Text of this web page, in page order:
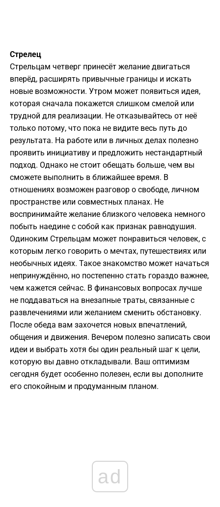
Стрелец
Стрельцам четверг принесёт желание двигаться
вперёд, расширять привычные границы и искать
новые возможности. Утром может появиться идея,
которая сначала покажется слишком смелой или
трудной для реализации. Не отказывайтесь от неё
только потому, что пока не видите весь путь до
результата. На работе или в личных делах полезно
проявить инициативу и предложить нестандартный
подход. Однако не стоит обещать больше, чем вы
сможете выполнить в ближайшее время. В
отношениях возможен разговор о свободе, личном
пространстве или совместных планах. Не
воспринимайте желание близкого человека немного
побыть наедине с собой как признак равнодушия.
Одиноким Стрельцам может понравиться человек, с
которым легко говорить о мечтах, путешествиях или
необычных идеях. Такое знакомство может начаться
непринуждённо, но постепенно стать гораздо важнее,
чем кажется сейчас. В финансовых вопросах лучше
не поддаваться на внезапные траты, связанные с
развлечениями или желанием сменить обстановку.
После обеда вам захочется новых впечатлений,
общения и движения. Вечером полезно записать свои
идеи и выбрать хотя бы один реальный шаг к цели,
которую вы давно откладывали. Ваш оптимизм
сегодня будет особенно полезен, если вы дополните
его спокойным и продуманным планом.
ad